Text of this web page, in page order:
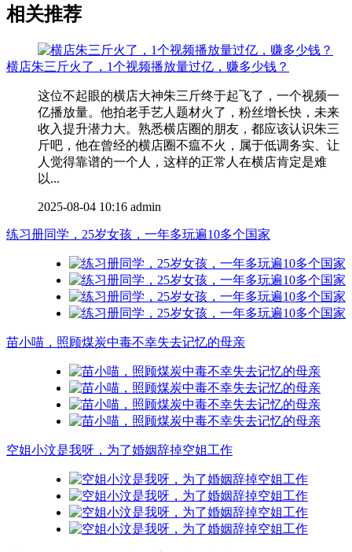
相关推荐
横店朱三斤火了，1个视频播放量过亿，赚多少钱？
这位不起眼的横店大神朱三斤终于起飞了，一个视频一
亿播放量。他拍老手艺人题材火了，粉丝增长快，未来
收入提升潜力大。熟悉横店圈的朋友，都应该认识朱三
斤吧，他在曾经的横店圈不瘟不火，属于低调务实、让
人觉得靠谱的一个人，这样的正常人在横店肯定是难
以...
2025-08-04 10:16 admin
练习册同学，25岁女孩，一年多玩遍10多个国家
苗小喵，照顾煤炭中毒不幸失去记忆的母亲
空姐小汶是我呀，为了婚姻辞掉空姐工作